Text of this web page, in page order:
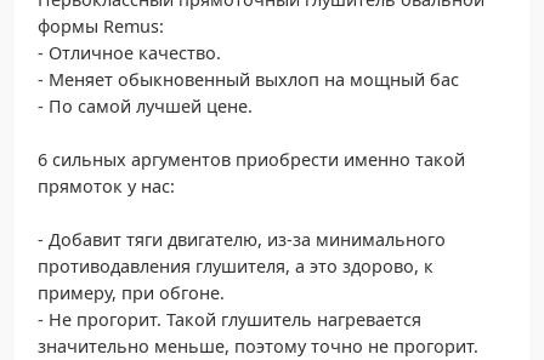
формы Remus:
- Отличное качество.
- Меняет обыкновенный выхлоп на мощный бас
- По самой лучшей цене.
6 сильных аргументов приобрести именно такой
прямоток у нас:
- Добавит тяги двигателю, из-за минимального
противодавления глушителя, а это здорово, к
примеру, при обгоне.
- Не прогорит. Такой глушитель нагревается
значительно меньше, поэтому точно не прогорит.